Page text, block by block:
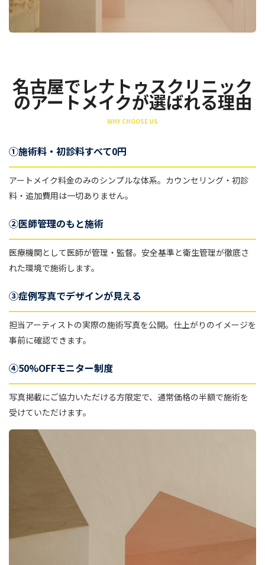
名古屋でレナトゥスクリニック
のアートメイクが選ばれる理由
WHY CHOOSE US
①施術料・初診料すべて0円
アートメイク料金のみのシンプルな体系。カウンセリング・初診
料・追加費用は一切ありません。
②医師管理のもと施術
医療機関として医師が管理・監督。安全基準と衛生管理が徹底さ
れた環境で施術します。
③症例写真でデザインが見える
担当アーティストの実際の施術写真を公開。仕上がりのイメージを
事前に確認できます。
④50%OFFモニター制度
写真掲載にご協力いただける方限定で、通常価格の半額で施術を
受けていただけます。